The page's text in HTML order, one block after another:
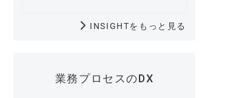
INSIGHTをもっと見る
業務プロセスのDX